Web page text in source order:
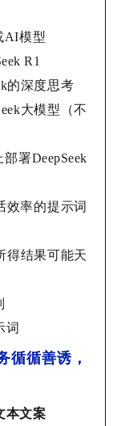
AI模型
R1
的深度思考
大模型（不
部署DeepSeek
效率的提示词
得结果可能天
词
循循善诱，
本文案